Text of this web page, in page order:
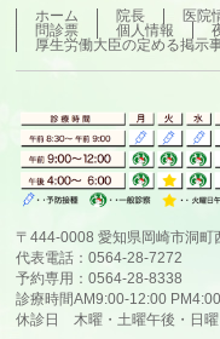
ホーム 院長 医院
問診票
個人情報
厚生労働大臣の定める掲示
〒444-0008 愛知県岡崎市洞町
代表電話：0564-28-7272
予約専用：0564-28-8338
診療時間AM9:00-12:00
休診日 木曜・土曜午後・日曜